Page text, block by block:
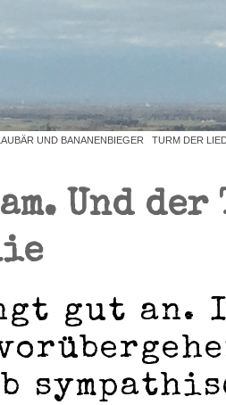
UND BANANENBIEGER TURM DER
Und der
gut an.